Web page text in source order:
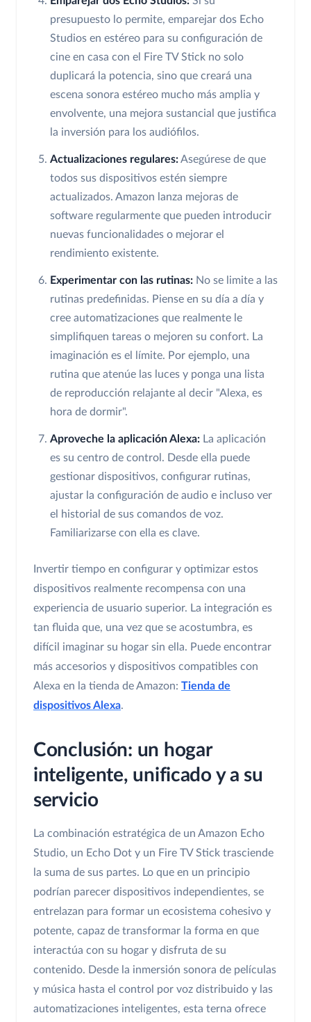
presupuesto lo permite, emparejar dos Echo
Studios en estéreo para su configuración de
cine en casa con el Fire TV Stick no solo
duplicará la potencia, sino que creará una
escena sonora estéreo mucho más amplia y
envolvente, una mejora sustancial que justifica
la inversión para los audiófilos.
Actualizaciones regulares:Asegúrese de que
todos sus dispositivos estén siempre
actualizados. Amazon lanza mejoras de
software regularmente que pueden introducir
nuevas funcionalidades o mejorar el
rendimiento existente.
Experimentar con las rutinas: No se limite a las
rutinas predefinidas. Piense en su día a día y
cree automatizaciones que realmente le
simplifiquen tareas o mejoren su confort. La
imaginación es el límite. Por ejemplo, una
rutina que atenúe las luces y ponga una lista
de reproducción relajante al decir "Alexa, es
hora de dormir".
Aproveche la aplicación Alexa: La aplicación
es su centro de control. Desde ella puede
gestionar dispositivos, configurar rutinas,
ajustar la configuración de audio e incluso ver
el historial de sus comandos de voz.
Familiarizarse con ella es clave.
Invertir tiempo en configurar y optimizar estos
dispositivos realmente recompensa con una
experiencia de usuario superior. La integración es
tan fluida que, una vez que se acostumbra, es
difícil imaginar su hogar sin ella. Puede encontrar
más accesorios y dispositivos compatibles con
Alexa en la tienda de Amazon: Tienda de
dispositivos Alexa.
Conclusión: un hogar
inteligente, unificado y a su
servicio
La combinación estratégica de un Amazon Echo
Studio, un Echo Dot y un Fire TV Stick trasciende
la suma de sus partes. Lo que en un principio
podrían parecer dispositivos independientes, se
entrelazan para formar un ecosistema cohesivo y
potente, capaz de transformar la forma en que
interactúa con su hogar y disfruta de su
contenido. Desde la inmersión sonora de películas
y música hasta el control por voz distribuido y las
automatizaciones inteligentes, esta terna ofrece